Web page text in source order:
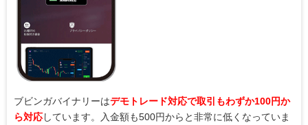
ブビンガバイナリーはデモトレード対応で取引もわずか100円か
ら対応しています。入金額も500円からと非常に低くなっていま